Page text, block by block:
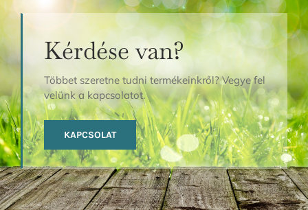
Kérdése van?
Többet szeretne tudni termékeinkről? Vegye fel
velünk a kapcsolatot.
KAPCSOLAT